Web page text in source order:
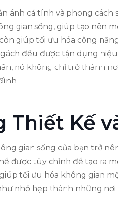
ánh cá tính và phong cách
gian sống, giúp tạo nên
giúp tối ưu hóa công
đều được tận dụng
nó không chỉ trở thành
Thiết Kế
gian sống của bạn trở
được tùy chỉnh để tạo ra
tối ưu hóa không gian
nhỏ hẹp thành những